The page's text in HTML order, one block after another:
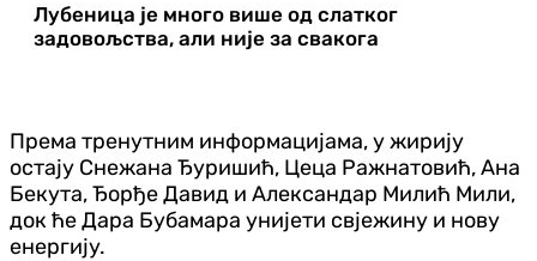
Лубеница је много више од слатког
задовољства, али није за свакога
Према тренутним информацијама, у жирију
остају Снежана Ђуришић, Цеца Ражнатовић, Ана
Бекута, Ђорђе Давид и Александар Милић Мили,
док ће Дара Бубамара унијети свјежину и нову
енергију.